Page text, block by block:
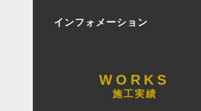
インフォメーション
施工実績